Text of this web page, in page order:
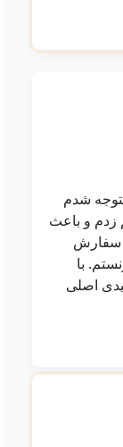
شدم
زدم و باعث
سفارش
با
اصلی